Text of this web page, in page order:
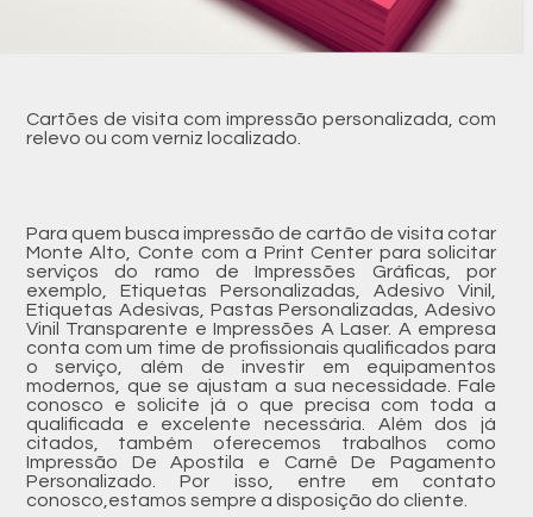
Cartões de visita com impressão personalizada, com
relevo ou com verniz localizado.
Para quem busca impressão de cartão de visita cotar
Monte Alto, Conte com a Print Center para solicitar
serviços do ramo de Impressões Gráficas, por
exemplo, Etiquetas Personalizadas, Adesivo Vinil,
Etiquetas Adesivas, Pastas Personalizadas, Adesivo
Vinil Transparente e Impressões A Laser. A empresa
conta com um time de profissionais qualificados para
o serviço, além de investir em equipamentos
modernos, que se ajustam a sua necessidade. Fale
conosco e solicite já o que precisa com toda a
qualificada e excelente necessária. Além dos já
citados, também oferecemos trabalhos como
Impressão De Apostila e Carnê De Pagamento
Personalizado. Por isso, entre em contato
conosco,estamos sempre a disposição do cliente.